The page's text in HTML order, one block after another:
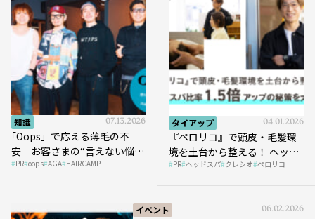
知識 07.13.2026
｢Oops」で応える薄毛の不
安 お客さまの“言えない悩
み”にどう向き合う？ ＃01
PR oops AGA HAIRCAMP
タイアップ 04.01.2026
『ペロリコ』で頭皮・毛髪環
境を土台から整える！ ヘッド
スパ比率1.5倍アップの秘策を
PR ヘッドスパ クレシオ ペロリコ
イベント 06.02.2026